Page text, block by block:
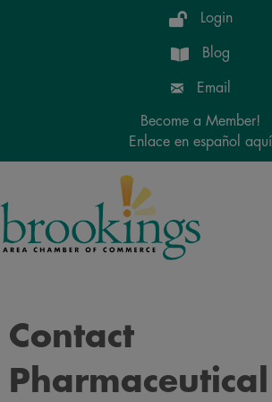
Login
Blog
Email
Become a Member!
Enlace en español aquí
Contact
Pharmaceutical